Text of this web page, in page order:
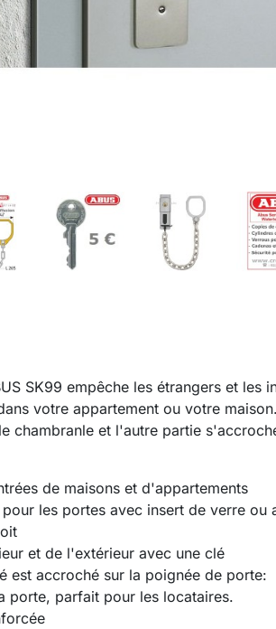
SK99 empêche les étrangers et les
votre appartement ou votre
chambranle et l'autre partie
de maisons et d'appartements
les portes avec insert de verre ou
et de l'extérieur avec une clé
est accroché sur la poignée de porte:
porte, parfait pour les locataires.